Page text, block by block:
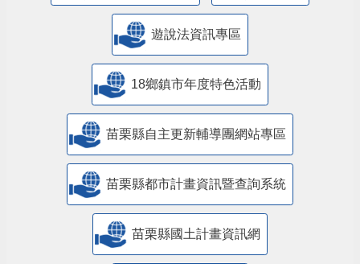
遊說法資訊專區
18鄉鎮市年度特色活動
苗栗縣自主更新輔導團網站專區
苗栗縣都市計畫資訊暨查詢系統
苗栗縣國土計畫資訊網